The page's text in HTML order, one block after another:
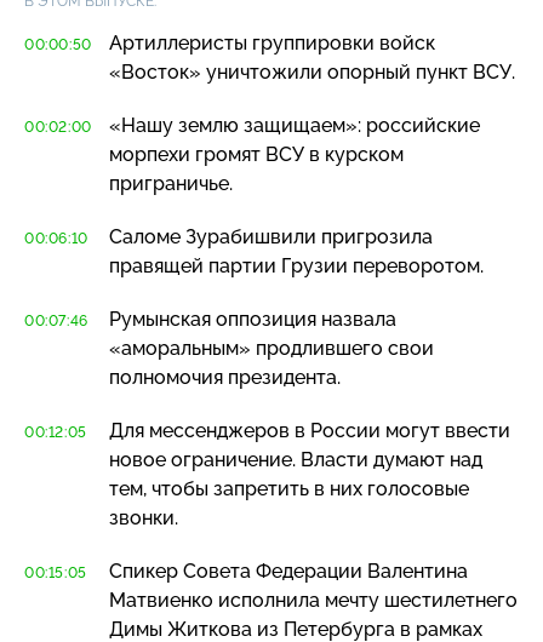
00:00:50
Артиллеристы группировки войск
«Восток» уничтожили опорный пункт ВСУ.
00:02:00
«Нашу землю защищаем»: российские
морпехи громят ВСУ в курском
приграничье.
00:06:10
Саломе Зурабишвили пригрозила
правящей партии Грузии переворотом.
00:07:46
Румынская оппозиция назвала
«аморальным» продлившего свои
полномочия президента.
00:12:05
Для мессенджеров в России могут ввести
новое ограничение. Власти думают над
тем, чтобы запретить в них голосовые
звонки.
00:15:05
Спикер Совета Федерации Валентина
Матвиенко исполнила мечту шестилетнего
Димы Житкова из Петербурга в рамках